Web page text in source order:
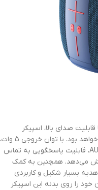
صدای بالا، اسپیکر
بلوتوثی مدل YSW14 انتخابی عالی برای شما خواهد بود. با توان خروجی 5 وات،
باتری قدرتمند، پشتیبانی از کارت حافظه و AUX، قابلیت پاسخگویی به تماس
می‌دهد. همچنین به کمک
بسیار شکیل و کاربردی
را روی بدنه این اسپیکر